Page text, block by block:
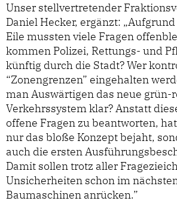
Unser stellvertretender
Daniel Hecker, ergänzt:
Eile mussten viele Fragen
kommen Polizei, Rettungs- und
künftig durch die Stadt? Wer
“Zonengrenzen” eingehalten
man Auswärtigen das neue grün-
Verkehrssystem klar? Anstatt
offene Fragen zu beantworten,
nur das bloße Konzept bejaht,
auch die ersten
Damit sollen trotz aller
Unsicherheiten schon im
Baumaschinen anrücken.”